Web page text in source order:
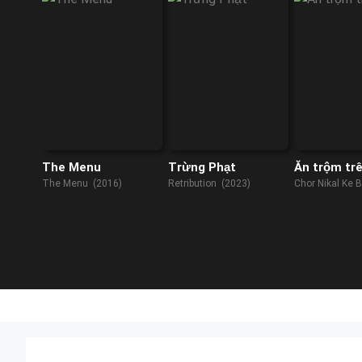
The Menu
The Menu (2016)
Trừng Phạt
Retribution (2023)
Ăn trộm
Chor Nikal Ke